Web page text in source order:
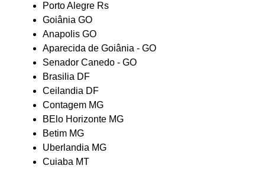
Porto Alegre Rs
Goiânia GO
Anapolis GO
Aparecida de Goiânia - GO
Senador Canedo - GO
Brasilia DF
Ceilandia DF
Contagem MG
BElo Horizonte MG
Betim MG
Uberlandia MG
Cuiaba MT